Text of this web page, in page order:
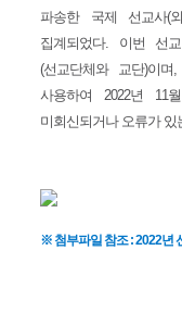
파송한 국제 선교사(
집계되었다. 이번 선
(선교단체와 교단)이
사용하여 2022년 11
미회신되거나 오류가
※ 첨부파일 참조 :2022년